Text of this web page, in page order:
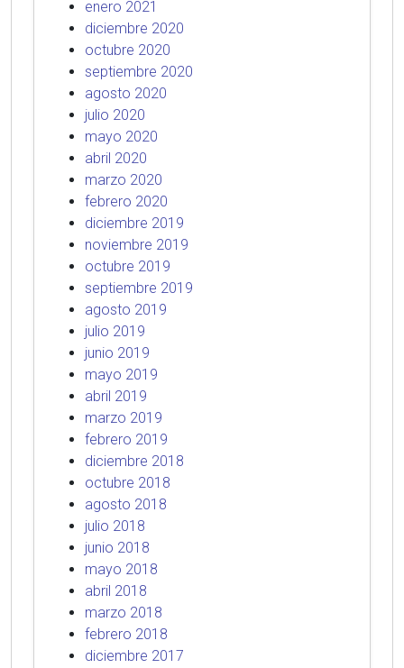
enero 2021
diciembre 2020
octubre 2020
septiembre 2020
agosto 2020
julio 2020
mayo 2020
abril 2020
marzo 2020
febrero 2020
diciembre 2019
noviembre 2019
octubre 2019
septiembre 2019
agosto 2019
julio 2019
junio 2019
mayo 2019
abril 2019
marzo 2019
febrero 2019
diciembre 2018
octubre 2018
agosto 2018
julio 2018
junio 2018
mayo 2018
abril 2018
marzo 2018
febrero 2018
diciembre 2017